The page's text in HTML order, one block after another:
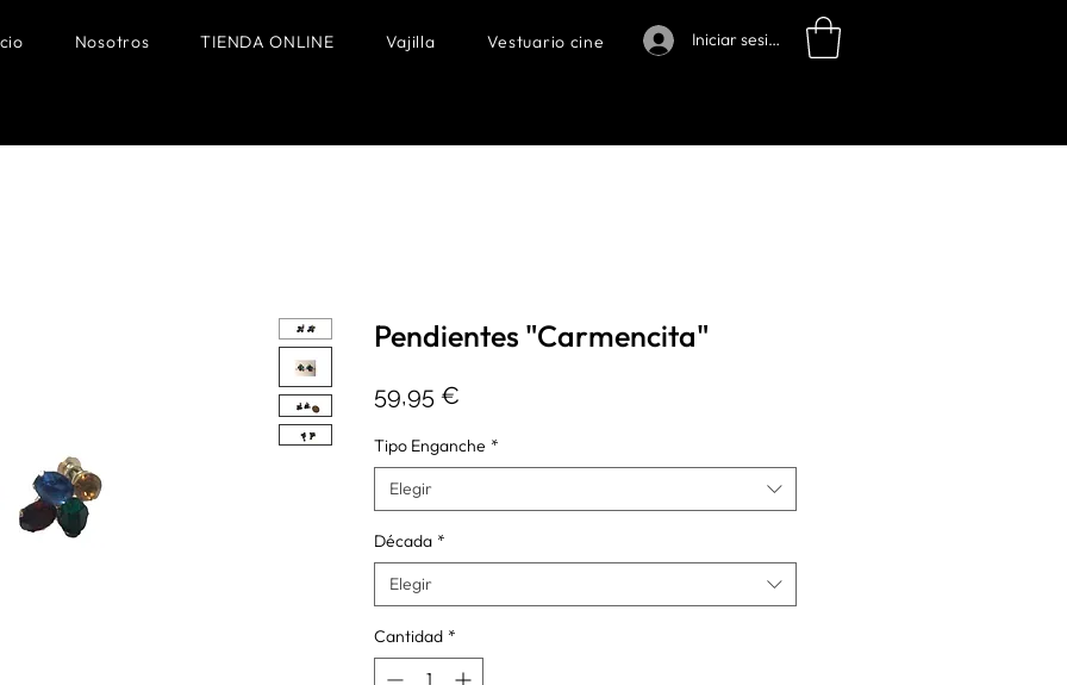
Nosotros TIENDA ONLINE Vajilla Vestuario cine Iniciar sesión
Pendientes "Carmencita"
59,95 €
Tipo Enganche *
Elegir
Década *
Elegir
Cantidad *